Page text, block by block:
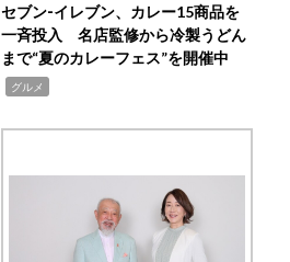
セブン‐イレブン、カレー15商品を
一斉投入 名店監修から冷製うどん
まで“夏のカレーフェス”を開催中
グルメ